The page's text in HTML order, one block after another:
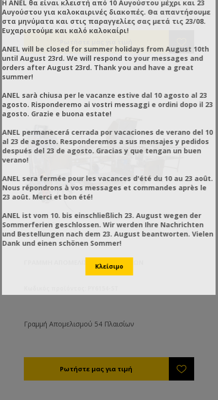
Μελιού K 80πλ
ΓΡΑΜΜΉ ΑΠΟΜΕΛΙΣΜΟΎ 54 ΠΛΑΙΣΊΩΝ
Γραμμή Απομελισμού 54 Πλαισίων
Η ANEL θα είναι κλειστή από 10 Αυγούστου μέχρι και 23
Αυγούστου για καλοκαιρινές διακοπές. Θα απαντήσουμε
στα μηνύματα και στις παραγγελίες σας μετά τις 23/08.
Ευχαριστούμε και καλό καλοκαίρι!
ANEL will be closed for summer holidays from August 10th
until August 23rd. We will respond to your messages and
orders after August 23rd. Thank you and have a great
summer!
ANEL sarà chiusa per le vacanze estive dal 10 agosto al 23
agosto. Risponderemo ai vostri messaggi e ordini dopo il 23
agosto. Grazie e buona estate!
ANEL permanecerá cerrada por vacaciones de verano del 10
al 23 de agosto. Responderemos a sus mensajes y pedidos
después del 23 de agosto. Gracias y que tengan un buen
verano!
ANEL sera fermée pour les vacances d'été du 10 au 23 août.
Nous répondrons à vos messages et commandes après le
23 août. Merci et bon été!
ANEL ist vom 10. bis einschließlich 23. August wegen der
Sommerferien geschlossen. Wir werden Ihre Nachrichten
und Bestellungen nach dem 23. August beantworten. Vielen
Dank und einen schönen Sommer!